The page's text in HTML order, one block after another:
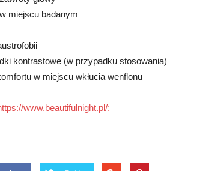
miejscu badanym
kontrastowe (w przypadku stosowania)
w miejscu wkłucia wenflonu
www.beautifulnight.pl/: